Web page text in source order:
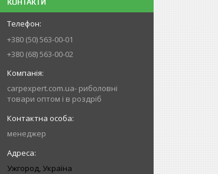
+380 (50) 563-00-01
+380 (68) 563-00-02
carpexpert.com.ua- риболовні
товари оптом і в роздріб
менеджер
Ужгород, Україна